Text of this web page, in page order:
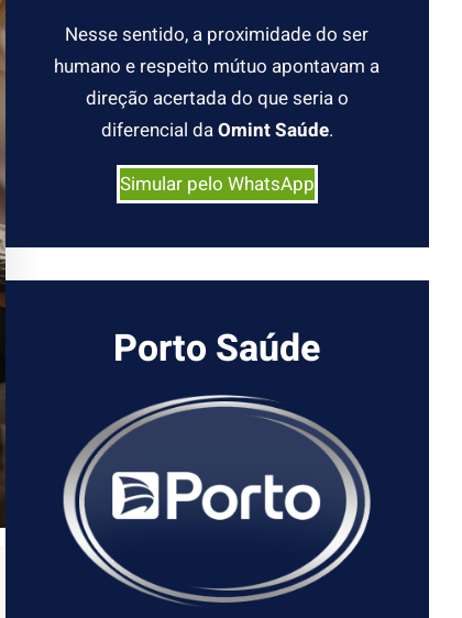
Nesse sentido, a proximidade do ser
humano e respeito mútuo apontavam a
direção acertada do que seria o
diferencial daOmint Saúde.
Simular pelo WhatsApp
Porto Saúde